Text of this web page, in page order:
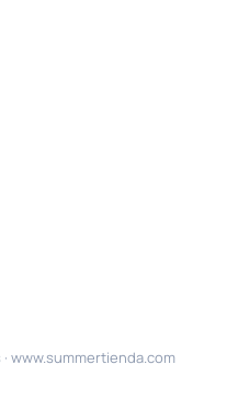
www.summertienda.com